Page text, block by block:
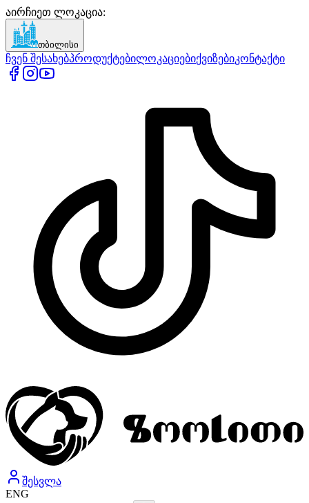
აირჩიეთ ლოკაცია:
თბილისი
ჩვენ შესახებპროდუქტებილოკაციებიქვიზებიკონტაქტი
შესვლა
ENG